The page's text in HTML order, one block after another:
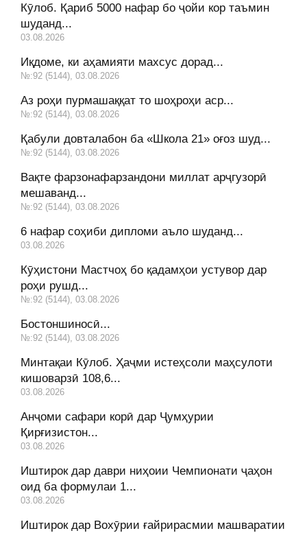
Кӯлоб. Қариб 5000 нафар бо ҷойи кор таъмин
шуданд...
03.08.2026
Иқдоме, ки аҳамияти махсус дорад...
№:92 (5144), 03.08.2026
Аз роҳи пурмашаққат то шоҳроҳи аср...
№:92 (5144), 03.08.2026
Қабули довталабон ба «Школа 21» оғоз шуд...
№:92 (5144), 03.08.2026
Вақте фарзонафарзандони миллат арҷгузорӣ
мешаванд...
№:92 (5144), 03.08.2026
6 нафар соҳиби дипломи аъло шуданд...
03.08.2026
Кӯҳистони Мастчоҳ бо қадамҳои устувор дар
роҳи рушд...
№:92 (5144), 03.08.2026
Бостоншиносӣ...
№:92 (5144), 03.08.2026
Минтақаи Кӯлоб. Ҳаҷми истеҳсоли маҳсулоти
кишоварзӣ 108,6...
03.08.2026
Анҷоми сафари корӣ дар Ҷумҳурии
Қирғизистон...
03.08.2026
Иштирок дар даври ниҳоии Чемпионати ҷаҳон
оид ба формулаи 1...
03.08.2026
Иштирок дар Вохӯрии ғайрирасмии машваратии